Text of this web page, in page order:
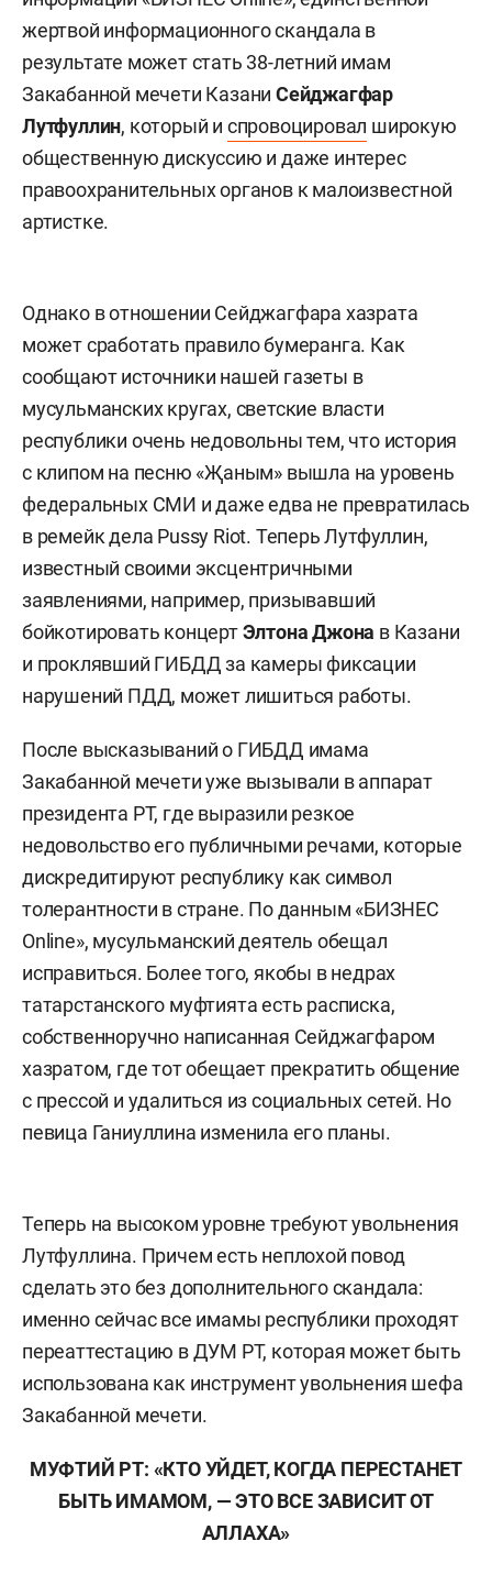
жертвой информационного скандала в
результате может стать 38-летний имам
Закабанной мечети КазаниСейджагфар
Лутфуллин, который и спровоцировал широкую
общественную дискуссию и даже интерес
правоохранительных органов к малоизвестной
артистке.
Однако в отношении Сейджагфара хазрата
может сработать правило бумеранга. Как
сообщают источники нашей газеты в
мусульманских кругах, светские власти
республики очень недовольны тем, что история
с клипом на песню «Җаным» вышла на уровень
федеральных СМИ и даже едва не превратилась
в ремейк дела Pussy Riot. Теперь Лутфуллин,
известный своими эксцентричными
заявлениями, например, призывавший
бойкотировать концертЭлтона Джона в Казани
и проклявший ГИБДД за камеры фиксации
нарушений ПДД, может лишиться работы.
После высказываний о ГИБДД имама
Закабанной мечети уже вызывали в аппарат
президента РТ, где выразили резкое
недовольство его публичными речами, которые
дискредитируют республику как символ
толерантности в стране. По данным «БИЗНЕС
Online», мусульманский деятель обещал
исправиться. Более того, якобы в недрах
татарстанского муфтията есть расписка,
собственноручно написанная Сейджагфаром
хазратом, где тот обещает прекратить общение
с прессой и удалиться из социальных сетей. Но
певица Ганиуллина изменила его планы.
Теперь на высоком уровне требуют увольнения
Лутфуллина. Причем есть неплохой повод
сделать это без дополнительного скандала:
именно сейчас все имамы республики проходят
переаттестацию в ДУМ РТ, которая может быть
использована как инструмент увольнения шефа
Закабанной мечети.
МУФТИЙ РТ: «КТО УЙДЕТ, КОГДА ПЕРЕСТАНЕТ
БЫТЬ ИМАМОМ, — ЭТО ВСЕ ЗАВИСИТ ОТ
АЛЛАХА»